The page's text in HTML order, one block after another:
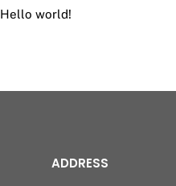
Hello world!
ADDRESS